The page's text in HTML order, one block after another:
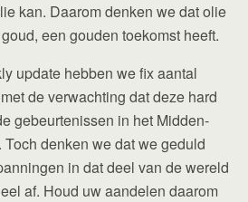
kan. Daarom denken we dat olie
een gouden toekomst heeft.
update hebben we fix aantal
de verwachting dat deze hard
gebeurtenissen in het Midden-
denken we dat we geduld
in dat deel van de wereld
af. Houd uw aandelen daarom